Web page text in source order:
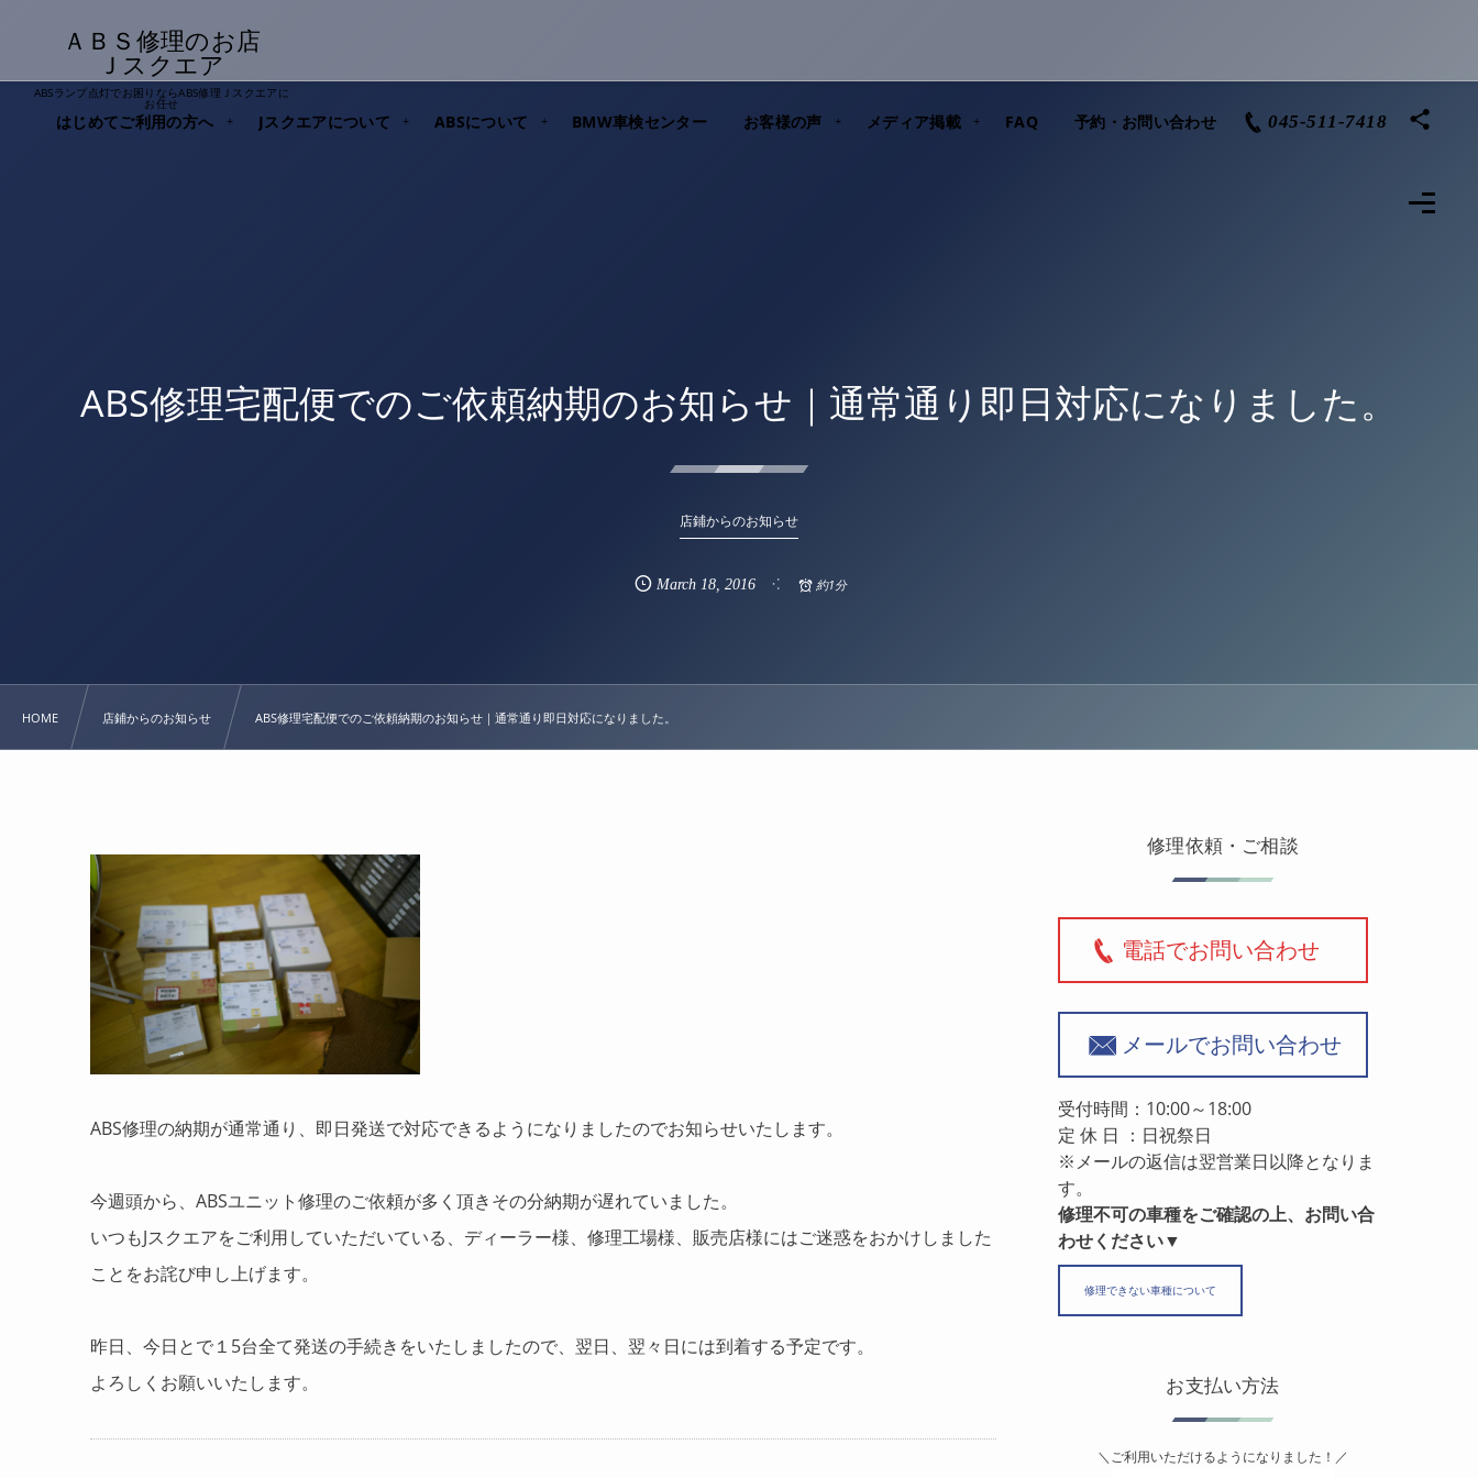
ＡＢＳ修理のお店
Ｊスクエア
ABSランプ点灯でお困りならABS修理Ｊスクエアに
お任せ
はじめてご利用の方へ Jスクエアについて ABSについて BMW車検センター お客様の声 メディア掲載 FAQ 予約・お問い合わせ 045-511-7418
ABS修理宅配便でのご依頼納期のお知らせ｜通常通り即日対応になりました。
店鋪からのお知らせ
March 18,2016 約1分
HOME 店鋪からのお知らせ ABS修理宅配便でのご依頼納期のお知らせ｜通常通り即日対応になりました。
ABS修理の納期が通常通り、即日発送で対応できるようになりましたのでお知らせいたします。
今週頭から、ABSユニット修理のご依頼が多く頂きその分納期が遅れていました。
いつもJスクエアをご利用していただいている、ディーラー様、修理工場様、販売店様にはご迷惑をおかけしました
ことをお詫び申し上げます。
昨日、今日とで１5台全て発送の手続きをいたしましたので、翌日、翌々日には到着する予定です。
よろしくお願いいたします。
修理依頼・ご相談
電話でお問い合わせ
メールでお問い合わせ
受付時間：10:00～18:00
定 休 日 ：日祝祭日
※メールの返信は翌営業日以降となりま
す。
修理不可の車種をご確認の上、お問い合
わせください▼
修理できない車種について
お支払い方法
＼ご利用いただけるようになりました！／